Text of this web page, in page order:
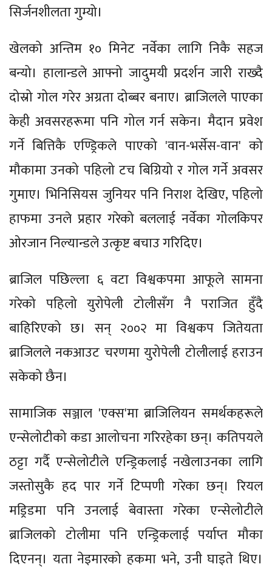
सिर्जनशीलता गुम्यो।
खेलको अन्तिम १० मिनेट नर्वेका लागि निकै सहज
बन्यो। हालान्डले आफ्नो जादुमयी प्रदर्शन जारी राख्दै
दोस्रो गोल गरेर अग्रता दोब्बर बनाए। ब्राजिलले पाएका
केही अवसरहरूमा पनि गोल गर्न सकेन। मैदान प्रवेश
गर्ने बित्तिकै एण्ड्रिकले पाएको 'वान-भर्सेस-वान' को
मौकामा उनको पहिलो टच बिग्रियो र गोल गर्ने अवसर
गुमाए। भिनिसियस जुनियर पनि निराश देखिए, पहिलो
हाफमा उनले प्रहार गरेको बललाई नर्वेका गोलकिपर
ओरजान निल्यान्डले उत्कृष्ट बचाउ गरिदिए।
ब्राजिल पछिल्ला ६ वटा विश्वकपमा आफूले सामना
गरेको पहिलो युरोपेली टोलीसँग नै पराजित हुँदै
बाहिरिएको छ। सन् २००२ मा विश्वकप जितेयता
ब्राजिलले नकआउट चरणमा युरोपेली टोलीलाई हराउन
सकेको छैन।
सामाजिक सञ्जाल 'एक्स'मा ब्राजिलियन समर्थकहरूले
एन्सेलोटीको कडा आलोचना गरिरहेका छन्। कतिपयले
ठट्टा गर्दै एन्सेलोटीले एन्ड्रिकलाई नखेलाउनका लागि
जस्तोसुकै हद पार गर्ने टिप्पणी गरेका छन्। रियल
मड्रिडमा पनि उनलाई बेवास्ता गरेका एन्सेलोटीले
ब्राजिलको टोलीमा पनि एन्ड्रिकलाई पर्याप्त मौका
दिएनन्। यता नेइमारको हकमा भने, उनी घाइते थिए।